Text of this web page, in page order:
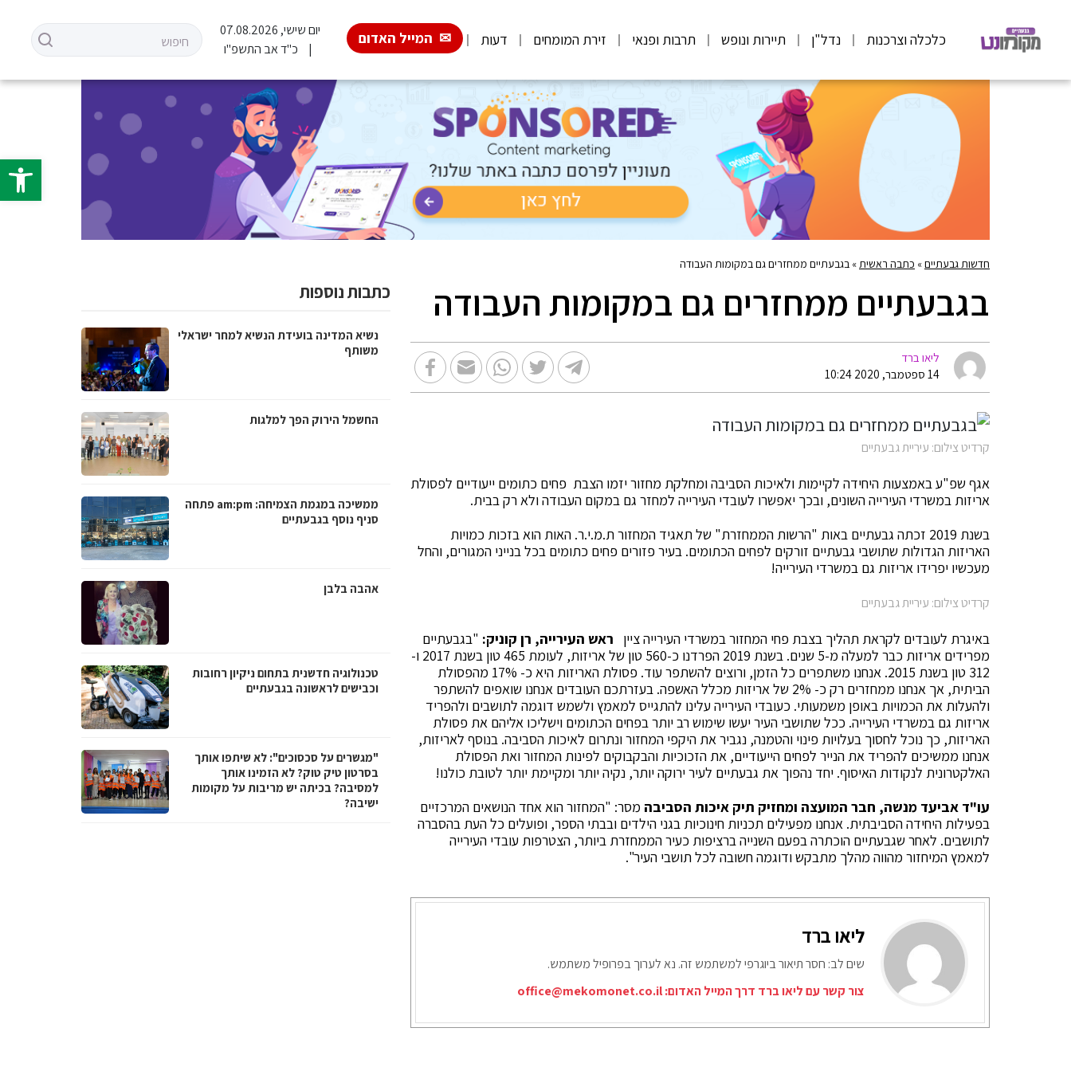
פתח
כלכלה וצרכנות נדל"ן תיירות ונופש תרבות ופנאי זירת המומחים דעות המייל האדום
יום שישי, 07.08.2026
כ"ד אב התשפ"ו
חדשות גבעתיים» כתבה ראשית » בגבעתיים‌ ‌ממחזרים‌ ‌גם‌ ‌במקומות‌ ‌העבודה‌
בגבעתיים‌ ‌ממחזרים‌ ‌גם‌ ‌במקומות‌ ‌העבודה‌
ליאו ברד
14 ספטמבר, 2020 10:24
קרדיט צילום: עיריית גבעתיים
אגף שפ"ע באמצעות היחידה לקיימות ולאיכות הסביבה ומחלקת מחזור יזמו הצבת פחים כתומים ייעודיים לפסולת
אריזות במשרדי העירייה השונים, ובכך יאפשרו לעובדי העירייה למחזר גם במקום העבודה ולא רק בבית.
בשנת 2019 זכתה גבעתיים באות "הרשות הממחזרת" של תאגיד המחזור ת.מ.י.ר. האות הוא בזכות כמויות
האריזות הגדולות שתושבי גבעתיים זורקים לפחים הכתומים. בעיר פזורים פחים כתומים בכל בנייני המגורים, והחל
מעכשיו יפרידו אריזות גם במשרדי העירייה!
קרדיט צילום: עיריית גבעתיים
באיגרת לעובדים לקראת תהליך בצבת פחי המחזור במשרדי העירייה ציין ראש העירייה, רן קוניק: "בגבעתיים
מפרידים אריזות כבר למעלה מ-5 שנים. בשנת 2019 הפרדנו כ-560 טון של אריזות, לעומת 465 טון בשנת 2017 ו-
312 טון בשנת 2015. אנחנו משתפרים כל הזמן, ורוצים להשתפר עוד. פסולת האריזות היא כ- 17% מהפסולת
הביתית, אך אנחנו ממחזרים רק כ- 2% של אריזות מכלל האשפה. בעזרתכם העובדים אנחנו שואפים להשתפר
ולהעלות את הכמויות באופן משמעותי. כעובדי העירייה עלינו להתגייס למאמץ ולשמש דוגמה לתושבים ולהפריד
אריזות גם במשרדי העירייה. ככל שתושבי העיר יעשו שימוש רב יותר בפחים הכתומים וישליכו אליהם את פסולת
האריזות, כך נוכל לחסוך בעלויות פינוי והטמנה, נגביר את היקפי המחזור ונתרום לאיכות הסביבה. בנוסף לאריזות,
אנחנו ממשיכים להפריד את הנייר לפחים הייעודיים, את הזכוכיות והבקבוקים לפינות המחזור ואת הפסולת
האלקטרונית לנקודות האיסוף. יחד נהפוך את גבעתיים לעיר ירוקה יותר, נקיה יותר ומקיימת יותר לטובת כולנו!
עו"ד אביעד מנשה, חבר המועצה ומחזיק תיק איכות הסביבה מסר: "המחזור הוא אחד הנושאים המרכזיים
בפעילות היחידה הסביבתית. אנחנו מפעילים תכניות חינוכיות בגני הילדים ובבתי הספר, ופועלים כל העת בהסברה
לתושבים. לאחר שגבעתיים הוכתרה בפעם השנייה ברציפות כעיר הממחזרת ביותר, הצטרפות עובדי העירייה
למאמץ המיחזור מהווה מהלך מתבקש ודוגמה חשובה לכל תושבי העיר".
ליאו ברד
שים לב: חסר תיאור ביוגרפי למשתמש זה. נא לערוך בפרופיל משתמש.
צור קשר עם ליאו ברד דרך המייל האדום:office@mekomonet.co.il
כתבות נוספות
נשיא המדינה בועידת הנשיא למחר ישראלי
משותף
החשמל הירוק הפך למלגות
ממשיכה במגמת הצמיחה: am:pm פתחה
סניף נוסף בגבעתיים
אהבה בלבן
טכנולוגיה חדשנית בתחום ניקיון רחובות
וכבישים לראשונה בגבעתיים
"מגשרים על סכסוכים": לא שיתפו אותך
בסרטון טיק טוק? לא הזמינו אותך
למסיבה? בכיתה יש מריבות על מקומות
ישיבה?